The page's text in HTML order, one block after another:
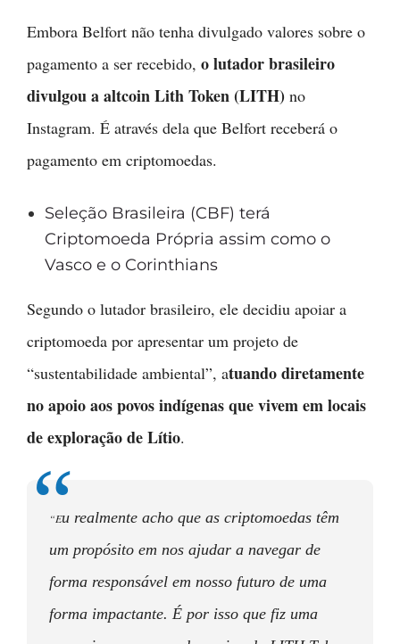
Embora Belfort não tenha divulgado valores sobre o
pagamento a ser recebido, o lutador brasileiro
divulgou a altcoin Lith Token (LITH) no
Instagram. É através dela que Belfort receberá o
pagamento em criptomoedas.
Seleção Brasileira (CBF) terá
Criptomoeda Própria assim como o
Vasco e o Corinthians
Segundo o lutador brasileiro, ele decidiu apoiar a
criptomoeda por apresentar um projeto de
“sustentabilidade ambiental”, atuando diretamente
no apoio aos povos indígenas que vivem em locais
de exploração de Lítio.
“Eu realmente acho que as criptomoedas têm
um propósito em nos ajudar a navegar de
forma responsável em nosso futuro de uma
forma impactante. É por isso que fiz uma